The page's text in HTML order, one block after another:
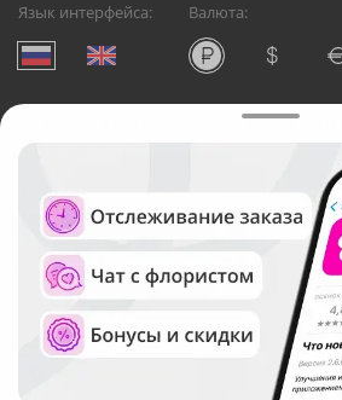
Язык интерфейса: Валюта:
Служба круглосуточной доставки
Русский Букет, 2026
Общество с ограниченной
ОГРН: 1195476081745, ИНН:
Юридический адрес: г. Новосибирск,
д.42, оф. 3
Рейтинг Русского букета в г. Москва